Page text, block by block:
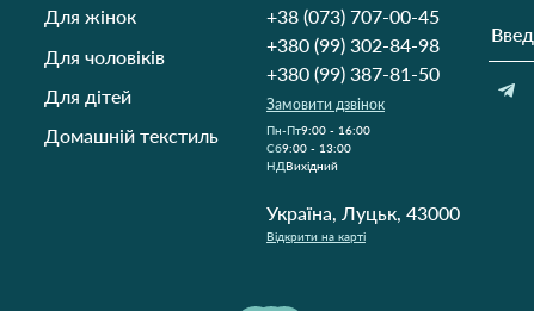
Для жінок
Для чоловіків
Для дітей
Домашній текстиль
+38 (073) 707-00-45
+380 (99) 302-84-98
+380 (99) 387-81-50
Замовити дзвінок
Пн-Пт9:00 - 16:00
Cб9:00 - 13:00
НДВихідний
Україна, Луцьк, 43000
Відкрити на карті